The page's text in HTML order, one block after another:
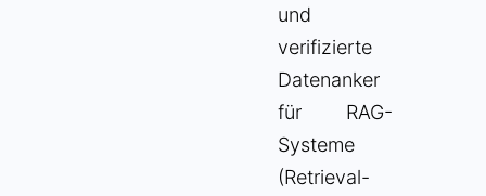
und
verifizierte
Datenanker
für RAG-
Systeme
(Retrieval-